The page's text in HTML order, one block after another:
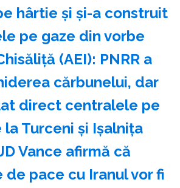
hârtie şi şi-a construit
pe gaze din vorbe
(AEI): PNRR a
cărbunelui, dar
direct centralele pe
la Turceni şi Işalniţa
Vance afirmă că
pace cu Iranul vor fi